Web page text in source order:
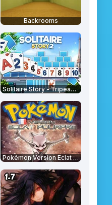
Backrooms
Solitaire Story - Tripeaks 2
Pokémon Version Eclat Pourpre